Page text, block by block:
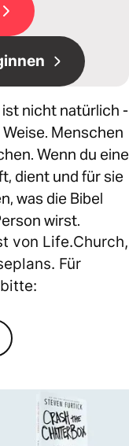
nicht natürlich -
Menschen
Wenn du eine
dient und für sie
was die Bibel
wirst.
von Life.Church,
Für